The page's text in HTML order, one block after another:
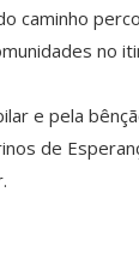
e pela
de